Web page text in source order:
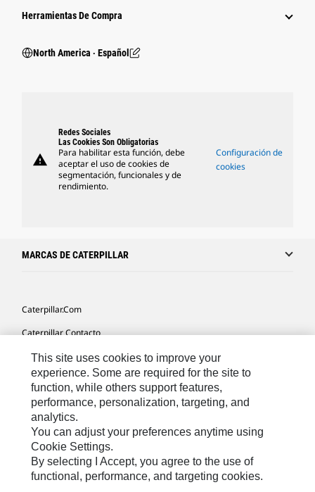
Herramientas De Compra
North America ‧ Español
warning
Redes Sociales
Las Cookies Son Obligatorias
Para habilitar esta función, debe
aceptar el uso de cookies de
segmentación, funcionales y de
rendimiento.
Configuración de
cookies
MARCAS DE CATERPILLAR
Caterpillar.com
Caterpillar Contacto
Mis Preferencias De Marketing
Site Map
Cookie Settings
Legal
Privacy
This site uses cookies to improve your
experience. Some are required for the site to
function, while others support features,
performance, personalization, targeting, and
analytics.
You can adjust your preferences anytime using
Cookie Settings.
By selecting I Accept, you agree to the use of
functional, performance, and targeting cookies.